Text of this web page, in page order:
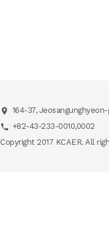
164-37,
+82-43-233-0010,0002
Copyright 2017 KCAER. All